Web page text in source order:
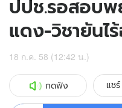
ปปช.รอสอบ
แดง-วิชายันไ
18 ก.ค. 58 (12:42 น.)
กดฟัง แชร์